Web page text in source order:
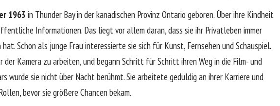
1963 in Thunder Bay in der kanadischen Provinz Ontario geboren. Über ihre Kindheit
Informationen. Das liegt vor allem daran, dass sie ihr Privatleben immer
Schon als junge Frau interessierte sie sich für Kunst, Fernsehen und Schauspiel.
Kamera zu arbeiten, und begann Schritt für Schritt ihren Weg in die Film- und
wurde sie nicht über Nacht berühmt. Sie arbeitete geduldig an ihrer Karriere und
bevor sie größere Chancen bekam.